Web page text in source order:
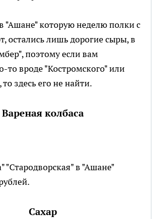
"Ашане" которую неделю полки с
остались лишь дорогие сыры, в
поэтому если вам
то вроде "Костромского" или
то здесь его не найти.
Вареная колбаса
"Стародворская" в "Ашане"
Сахар